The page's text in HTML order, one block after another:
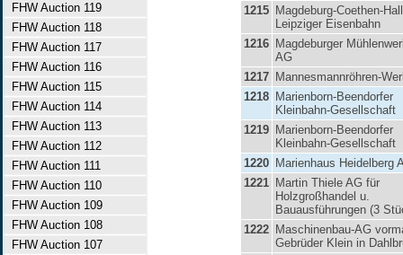
FHW Auction 119
FHW Auction 118
FHW Auction 117
FHW Auction 116
FHW Auction 115
FHW Auction 114
FHW Auction 113
FHW Auction 112
FHW Auction 111
FHW Auction 110
FHW Auction 109
FHW Auction 108
FHW Auction 107
1215 Magdeburg-Coethen-
Leipziger Eisenbahn
1216 Magdeburger
AG
1217 Mannesmannröhren-
1218 Marienborn-Beendorfer
Kleinbahn-Gesellschaft
1219 Marienborn-Beendorfer
Kleinbahn-Gesellschaft
1220 Marienhaus Heidelberg
1221 Martin Thiele AG für
Holzgroßhandel u.
Bauausführungen (3
1222 Maschinenbau-AG
Gebrüder Klein in